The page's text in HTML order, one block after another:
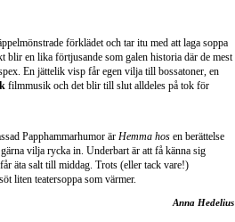
förklädet och tar itu med att laga soppa
blir en lika förtjusande som galen historia där de mest
En jättelik visp får egen vilja till bossatoner, en
filmmusik och det blir till slut alldeles på tok för
Papphammarhumor är Hemma hos en berättelse
vilja rycka in. Underbart är att få känna sig
äta salt till middag. Trots (eller tack vare!)
liten teatersoppa som värmer.
Anna Hedelius